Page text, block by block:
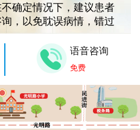
确定情况下，建议患者
，以免耽误病情，错过
语音咨询
免费